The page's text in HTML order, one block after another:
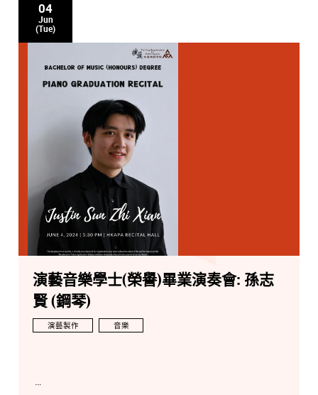
04
Jun
(Tue)
演藝音樂學士(榮譽)畢業演奏會: 孫志
賢 (鋼琴)
演藝製作 音樂